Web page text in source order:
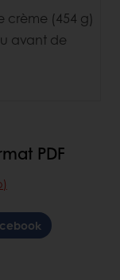
crème (454 g)
avant de
PDF